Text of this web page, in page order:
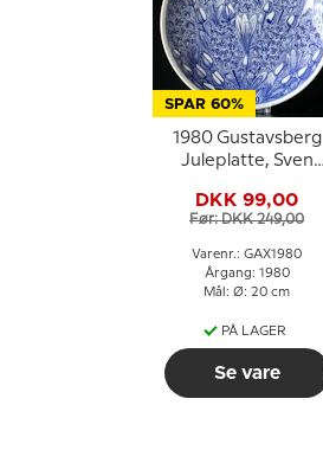
SPAR 60%
1980 Gustavsberg
Juleplatte, Sven
DKK 99,00
Før: DKK 249,00
Varenr.: GAX1980
Årgang: 1980
Mål: Ø: 20 cm
PÅ LAGER
Se vare